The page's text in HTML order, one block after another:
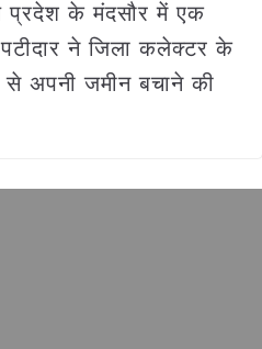
प्रदेश के मंदसौर में एक
ने जिला कलेक्टर के
से अपनी जमीन बचाने की